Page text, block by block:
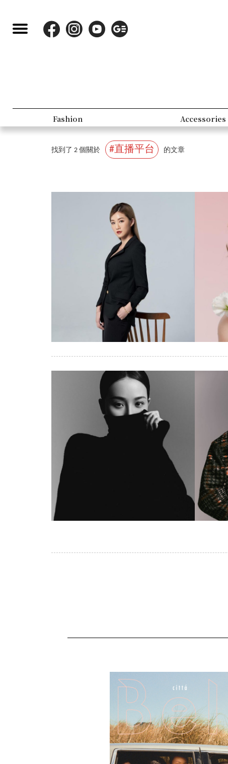
Fashion Accessories
找到了 2 個關於 #直播平台 的文章